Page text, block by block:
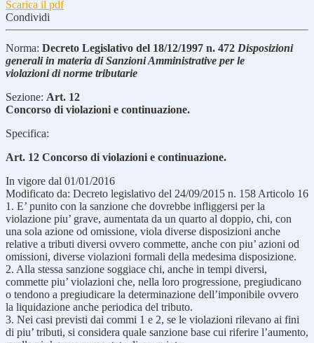
Scarica il pdf
Condividi
Norma: Decreto Legislativo del 18/12/1997 n. 472 Disposizioni
generali in materia di Sanzioni Amministrative per le
violazioni di norme tributarie
Sezione: Art. 12
Concorso di violazioni e continuazione.
Specifica:
Art. 12 Concorso di violazioni e continuazione.
In vigore dal 01/01/2016
Modificato da: Decreto legislativo del 24/09/2015 n. 158 Articolo 16
1. E’ punito con la sanzione che dovrebbe infliggersi per la
violazione piu’ grave, aumentata da un quarto al doppio, chi, con
una sola azione od omissione, viola diverse disposizioni anche
relative a tributi diversi ovvero commette, anche con piu’ azioni od
omissioni, diverse violazioni formali della medesima disposizione.
2. Alla stessa sanzione soggiace chi, anche in tempi diversi,
commette piu’ violazioni che, nella loro progressione, pregiudicano
o tendono a pregiudicare la determinazione dell’imponibile ovvero
la liquidazione anche periodica del tributo.
3. Nei casi previsti dai commi 1 e 2, se le violazioni rilevano ai fini
di piu’ tributi, si considera quale sanzione base cui riferire l’aumento,